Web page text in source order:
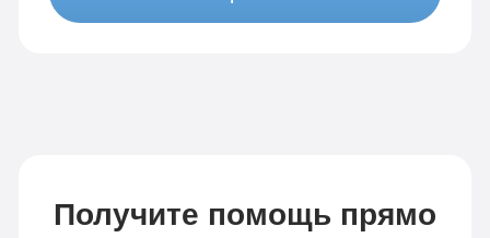
Получите помощь прямо